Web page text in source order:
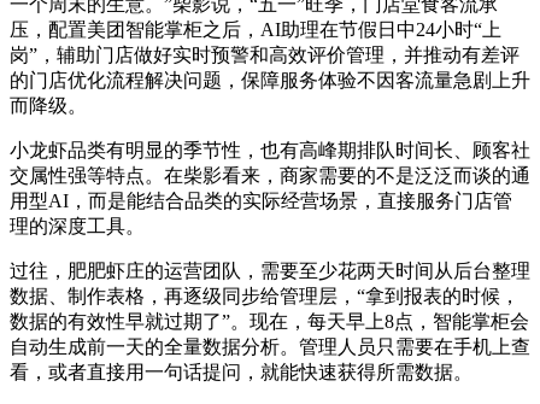
一个周末的生意。”柴影说，“五一”旺季，门店堂食客流承
压，配置美团智能掌柜之后，AI助理在节假日中24小时“上
岗”，辅助门店做好实时预警和高效评价管理，并推动有差评
的门店优化流程解决问题，保障服务体验不因客流量急剧上升
而降级。
小龙虾品类有明显的季节性，也有高峰期排队时间长、顾客社
交属性强等特点。在柴影看来，商家需要的不是泛泛而谈的通
用型AI，而是能结合品类的实际经营场景，直接服务门店管
理的深度工具。
过往，肥肥虾庄的运营团队，需要至少花两天时间从后台整理
数据、制作表格，再逐级同步给管理层，“拿到报表的时候，
数据的有效性早就过期了”。现在，每天早上8点，智能掌柜会
自动生成前一天的全量数据分析。管理人员只需要在手机上查
看，或者直接用一句话提问，就能快速获得所需数据。